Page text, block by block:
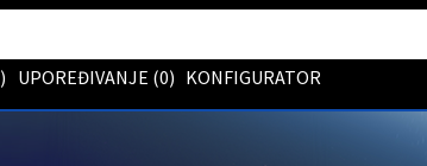
) UPOREĐIVANJE (0) KONFIGURATOR